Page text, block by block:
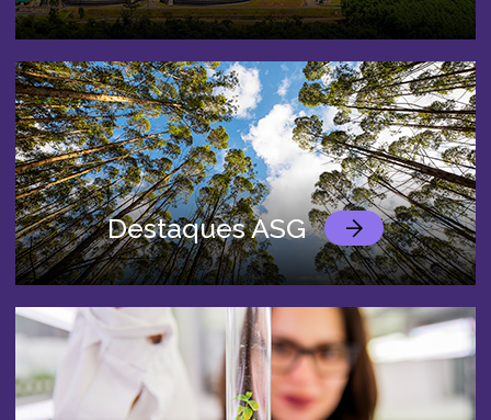
Destaques ASG